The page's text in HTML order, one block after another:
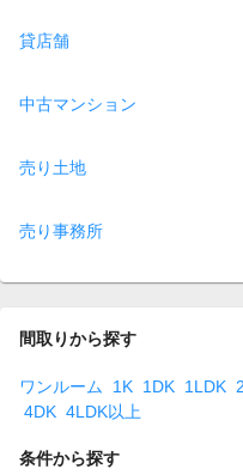
貸店舗
中古マンション
売り土地
売り事務所
間取りから探す
ワンルーム 1K 1DK 1LDK
4DK 4LDK以上
条件から探す